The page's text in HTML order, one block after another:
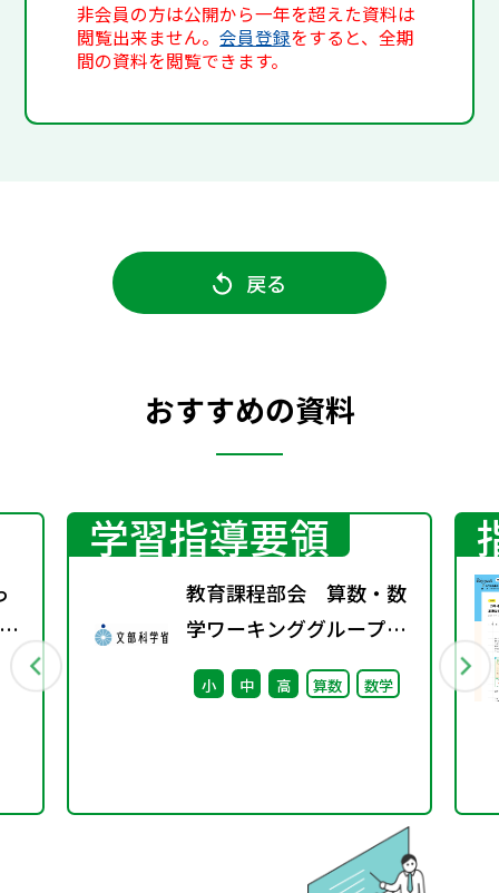
非会員の方は公開から一年を超えた資料は
閲覧出来ません。会員登録をすると、全期
間の資料を閲覧できます。
戻る
おすすめの資料
学習指導要領
教育課程部会 算数・数
学ワーキンググループ
（第5回） 配付資
小 中 高 算数 数学